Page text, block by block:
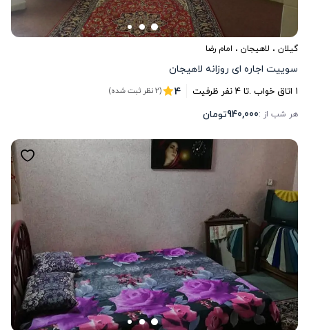
گیلان ، لاهیجان ، امام رضا
سوییت اجاره ای روزانه لاهیجان
1 اتاق خواب .تا4نفر ظرفیت 4 (2 نظر ثبت شده)
هر شب از :940,000تومان